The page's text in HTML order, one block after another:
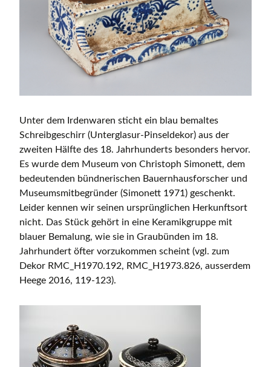
Unter dem Irdenwaren sticht ein blau bemaltes
Schreibgeschirr (Unterglasur-Pinseldekor) aus der
zweiten Hälfte des 18. Jahrhunderts besonders hervor.
Es wurde dem Museum von Christoph Simonett, dem
bedeutenden bündnerischen Bauernhausforscher und
Museumsmitbegründer (Simonett 1971) geschenkt.
Leider kennen wir seinen ursprünglichen Herkunftsort
nicht. Das Stück gehört in eine Keramikgruppe mit
blauer Bemalung, wie sie in Graubünden im 18.
Jahrhundert öfter vorzukommen scheint (vgl. zum
Dekor RMC_H1970.192, RMC_H1973.826, ausserdem
Heege 2016, 119-123).